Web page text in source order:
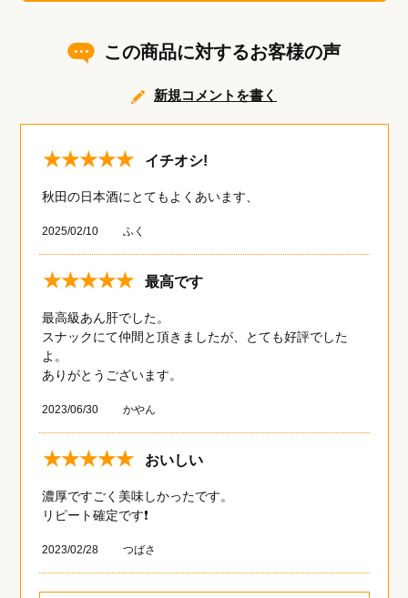
この商品に対するお客様の声
新規コメントを書く
★★★★★イチオシ!
秋田の日本酒にとてもよくあいます、
2025/02/10 ふく
★★★★★最高です
最高級あん肝でした。
スナックにて仲間と頂きましたが、とても好評でした
よ。
ありがとうございます。
2023/06/30 かやん
★★★★★おいしい
濃厚ですごく美味しかったです。
リピート確定です❗️
2023/02/28 つばさ